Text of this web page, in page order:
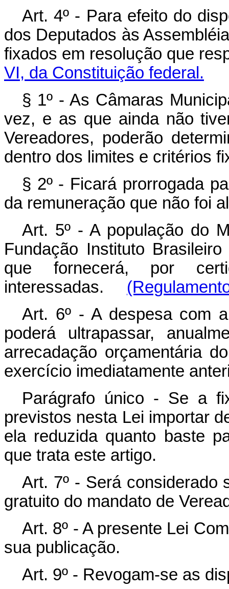
Art. 4º - Para efeito do
dos Deputados às
fixados em resolução que
VI, da Constituição federal.
§ 1º - As Câmaras
vez, e as que ainda não
Vereadores, poderão
dentro dos limites e critérios
§ 2º - Ficará prorrogada
da remuneração que não foi
Art. 5º - A população do
Fundação Instituto
que fornecerá, por
interessadas.
Art. 6º - A despesa com
poderá ultrapassar,
arrecadação orçamentária
exercício imediatamente
Parágrafo único - Se a
previstos nesta Lei importar
ela reduzida quanto baste
que trata este artigo.
Art. 7º - Será considerado
gratuito do mandato de
Art. 8º - A presente Lei
sua publicação.
Art. 9º - Revogam-se as